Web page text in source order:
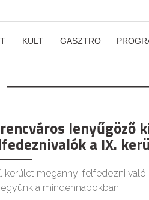
KULT GASZTRO
lenyűgöző
a IX.
kerület megannyi felfedezni
a mindennapokban.